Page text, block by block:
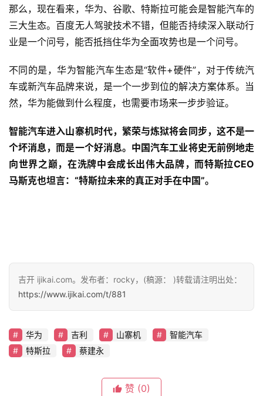
那么，现在看来，华为、谷歌、特斯拉可能会是智能汽车的
三大生态。百度无人驾驶技术不错，但能否持续深入联动行
业是一个问号，能否抵挡住华为全面攻势也是一个问号。
不同的是，华为智能汽车生态是“软件+硬件”，对于传统汽
车或新汽车品牌来说，是一个一步到位的解决方案体系。当
然，华为能做到什么程度，也需要市场来一步步验证。
智能汽车进入山寨机时代，繁荣与炼狱将会同步，这不是一
个坏消息，而是一个好消息。中国汽车工业将史无前例地走
向世界之巅，在洗牌中会成长出伟大品牌，而特斯拉CEO
马斯克也坦言：“特斯拉未来的真正对手在中国”。
吉开 ijikai.com。发布者：rocky，(稿源： )转载请注明出处：
https://www.ijikai.com/t/881
华为 吉利 山寨机
智能汽车
特斯拉
蔡建永
赞 (0)